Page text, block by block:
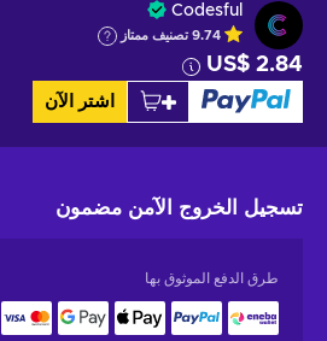
Codesful
9.74 تصنيف ممتاز
US$ 2.84
اشتر الآن
تسجيل الخروج الآمن مضمون
طرق الدفع الموثوق بها